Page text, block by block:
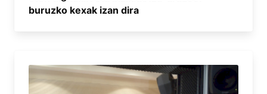
buruzko kexak izan dira